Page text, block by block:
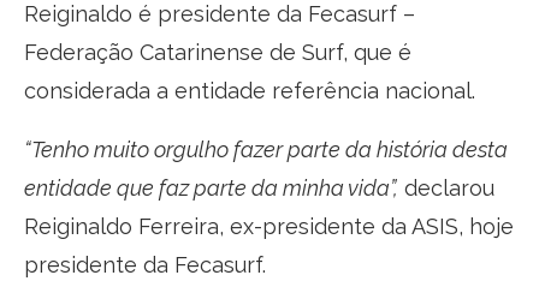
Reiginaldo é presidente da Fecasurf –
Federação Catarinense de Surf, que é
considerada a entidade referência nacional.
“Tenho muito orgulho fazer parte da história desta
entidade que faz parte da minha vida”, declarou
Reiginaldo Ferreira, ex-presidente da ASIS, hoje
presidente da Fecasurf.